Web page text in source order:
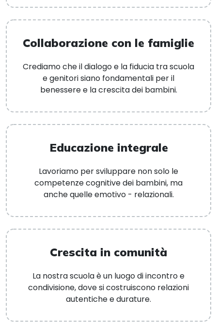
Collaborazione con le famiglie
Crediamo che il dialogo e la fiducia tra scuola
e genitori siano fondamentali per il
benessere e la crescita dei bambini.
Educazione integrale
Lavoriamo per sviluppare non solo le
competenze cognitive dei bambini, ma
anche quelle emotivo - relazionali.
Crescita in comunità
La nostra scuola è un luogo di incontro e
condivisione, dove si costruiscono relazioni
autentiche e durature.